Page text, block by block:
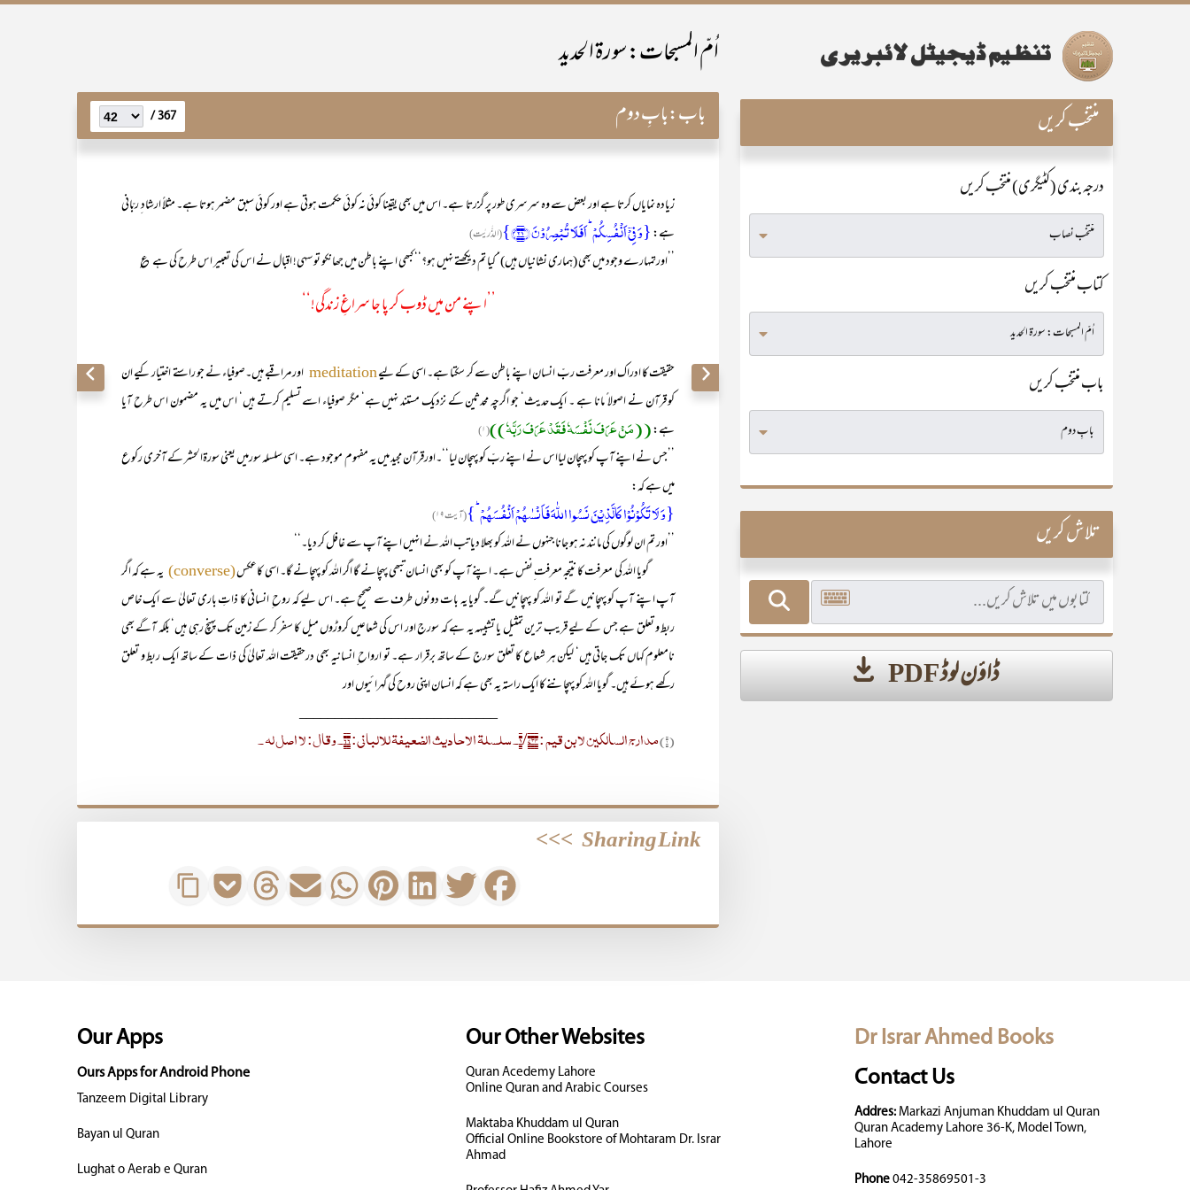
اُمّ المسبحات: سورۃ الحدید
باب:بابِ دوم 367 /
زیادہ نمایاں کرتا ہے اور بعض سے وہ سرسری طور پر گزرتا ہے۔ اس میں بھی یقینا کوئی نہ کوئی حکمت ہوتی ہے اور کوئی سبق مضمر ہوتا ہے۔ مثلاً ارشاد ِ ربّانی
ہے:{وَ فِیۡۤ اَنۡفُسِکُمۡ ؕ اَفَلَا تُبۡصِرُوۡنَ ﴿۲۱﴾} (الذّٰریٰت)
’’اورتمہارے وجود میں بھی (ہماری نشانیاں ہیں)‘ کیا تم دیکھتے نہیں ہو؟‘‘ کبھی اپنے باطن میں جھانکو تو سہی! اقبال نے اس کی تعبیر اس طرح کی ہے ؏
’’اپنے من میں ڈوب کر پا جا سراغِ زندگی!‘‘
حقیقت کا ادراک اور معرفت ربّ انسان اپنے باطن سے کر سکتا ہے۔ اسی کے لیےmeditation اور مراقبے ہیں۔صوفیاء نے جو راستے اختیار کیے ان
کو قرآن نے اصولا ً مانا ہے ۔ ایک حدیث‘ جو اگرچہ محدثین کے نزدیک مستند نہیں ہے‘ مگر صوفیاء اسے تسلیم کرتے ہیں‘ اس میں یہ مضمون اس طرح آیا
ہے:((مَنْ عَرَفَ نَفْسَہٗ فَقَدْ عَرَفَ رَبَّہٗ))(۱)
’’جس نے اپنے آپ کو پہچان لیااس نے اپنے ربّ کو پہچان لیا‘‘۔اورقرآن مجید میں یہ مفہوم موجود ہے۔ اسی سلسلہ سورمیں یعنی سورۃالحشر کے آخری رکوع
میں ہے کہ:
{وَ لَا تَکُوۡنُوۡا کَالَّذِیۡنَ نَسُوا اللّٰہَ فَاَنۡسٰہُمۡ اَنۡفُسَہُمۡ ؕ}(آیت ۱۹)
’’اور تم ان لوگوں کی مانند نہ ہو جانا جنہوں نے اللہ کو بھلا دیا تب اللہ نے انہیں اپنے آپ سے غافل کر دیا۔‘‘
گویا اللہ کی معرفت کا نتیجہ معرفت ِنفس ہے۔ اپنے آپ کو بھی انسان تبھی پہچانے گا اگر اللہ کو پہچانے گا۔ اسی کاعکس(converse)
یہ ہے کہ اگر
آپ اپنے آپ کو پہچانیں گے تو اللہ کو پہچانیں گے۔ گویا یہ بات دونوں طرف سے صحیح ہے۔ اس لیے کہ روح ِ انسانی کا ذاتِ باری تعالیٰ سے ایک خاص
ربط و تعلق ہے جس کے لیے قریب ترین تمثیل یا تشبیہہ یہ ہے کہ سورج اور اس کی شعاعیں کروڑوں میل کا سفر کر کے زمین تک پہنچ رہی ہیں‘ بلکہ آگے بھی
نامعلوم کہاں تک جاتی ہیں‘ لیکن ہر شعاع کا تعلق سورج کے ساتھ برقرار ہے۔ تو ارواح ِ انسانیہ بھی درحقیقت اللہ تعالیٰ کی ذات کے ساتھ ایک ربط و تعلق
رکھے ہوئے ہیں۔ گویا اللہ کو پہچاننے کا ایک راستہ یہ بھی ہے کہ انسان اپنی روح کی گہرائیوں اور
____________________________
(۱) مدارج السالکین لابن قیم : ۱/۷۳۴۔ سلسلۃ الاحادیث الضعیفۃ للالبانی: ۶۶۔ وقال: لا اصل لہ ۔
Sharing Link
>>>
منتخب کریں
درجہ بندی (کٹیگری) منتخب کریں
کتاب منتخب کریں
باب منتخب کریں
تلاش کریں
ڈاؤن لوڈ PDF
Dr Israr Ahmed Books
Contact Us
Addres:Markazi Anjuman Khuddam ul Quran
Quran Academy Lahore 36-K, Model Town,
Lahore
Phone 042-35869501-3
Our Other Websites
Quran Acedemy Lahore
Online Quran and Arabic Courses
Maktaba Khuddam ul Quran
Official Online Bookstore of Mohtaram Dr. Israr
Ahmad
Our Apps
Ours Apps for Android Phone
Tanzeem Digital Library
Bayan ul Quran
Lughat o Aerab e Quran